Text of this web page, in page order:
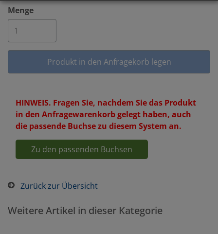
Menge
HINWEIS. Fragen Sie, nachdem Sie das Produkt
in den Anfragewarenkorb gelegt haben, auch
die passende Buchse zu diesem System an.
Zu den passenden Buchsen
Zurück zur Übersicht
Weitere Artikel in dieser Kategorie